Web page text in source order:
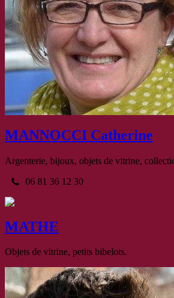
MANNOCCI Catherine
Argenterie, bijoux, objets de vitrine,
06 81 36 12 30
MATHE
Objets de vitrine, petits bibelots.